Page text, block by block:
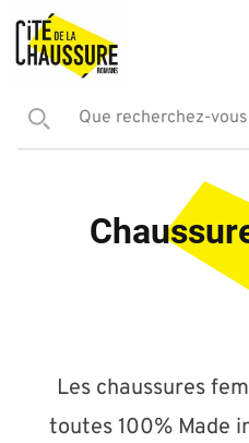
Les chaussures
toutes 100% Made